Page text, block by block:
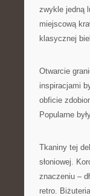
zwykle jedną
miejscową
klasycznej
Otwarcie
inspiracjami
obficie
Popularne
Tkaniny tej
słoniowej.
znaczeniu –
retro.